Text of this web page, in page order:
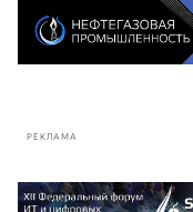
РЕКЛАМА